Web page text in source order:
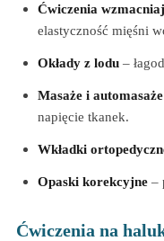
Ćwiczenia
elastyczność mięśni
Okłady z lodu–
Masaże i automasaże
napięcie tkanek.
Wkładki
Opaski korekcyjne–
Ćwiczenia na